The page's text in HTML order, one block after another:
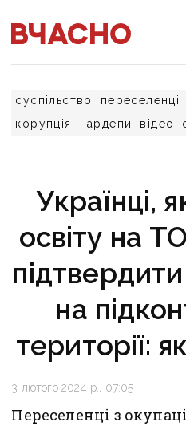
суспільство переселенці
корупція
нардепи відео
Українці,
освіту на
на
території:
3 лютого 2024 р., 07:05
Переселенці з